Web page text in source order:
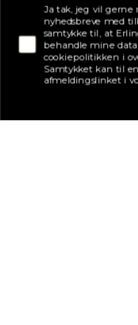
Tjekboks samtykke
Ja tak, jeg vil gerne
nyhedsbreve med
samtykke til, at
behandle mine
cookiepolitikken i
Samtykket kan til
afmeldingslinket i